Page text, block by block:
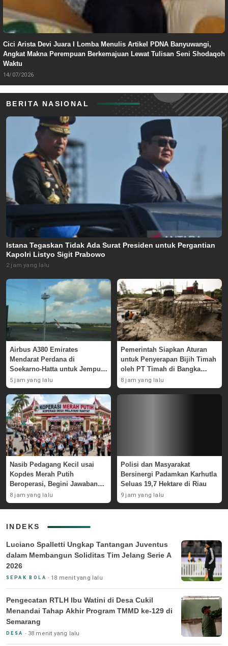
Cici Arista Devi Juara I Lomba Menulis Artikel PDNA Banyuwangi,
Angkat Makna Perempuan Berkemajuan Lewat Tulisan Seni Shodaqoh
Waktu
14/07/2026
BERITA NASIONAL
Istana Tegaskan Tidak Ada Surat Presiden untuk Pergantian
Kapolri Listyo Sigit Prabowo
2 jam yang lalu
Airbus A380 Emirates
Mendarat Perdana di
Soekarno-Hatta untuk Jemput
Skuad AC Milan
5 jam yang lalu
Pemerintah Siapkan Aturan
untuk Penyerapan Bijih Timah
oleh PT Timah di Bangka
Belitung
8 jam yang lalu
Nasib Pedagang Kecil usai
Kopdes Merah Putih
Beroperasi, Begini Jawaban
Pemerintah
8 jam yang lalu
Polisi dan Masyarakat
Bersinergi Padamkan Karhutla
Seluas 19,7 Hektare di Riau
9 jam yang lalu
INDEKS
Luciano Spalletti Ungkap Tantangan Juventus
dalam Membangun Soliditas Tim Jelang Serie A
2026
SEPAK BOLA 18 menit yang lalu
Pengecatan RTLH Ibu Watini di Desa Cukil
Menandai Tahap Akhir Program TMMD ke-129 di
Semarang
DESA 38 menit yang lalu